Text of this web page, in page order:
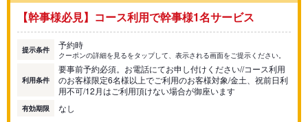
【幹事様必見】コース利用で幹事様1名サービス
提示条件 予約時
クーポンの詳細を見るをタップして、表示される画面をご提示ください。
利用条件
要事前予約必須。お電話にてお申し付けください//コース利用
のお客様限定6名様以上でご利用のお客様対象/金土、祝前日利
用不可/12月はご利用頂けない場合が御座います
有効期限 なし